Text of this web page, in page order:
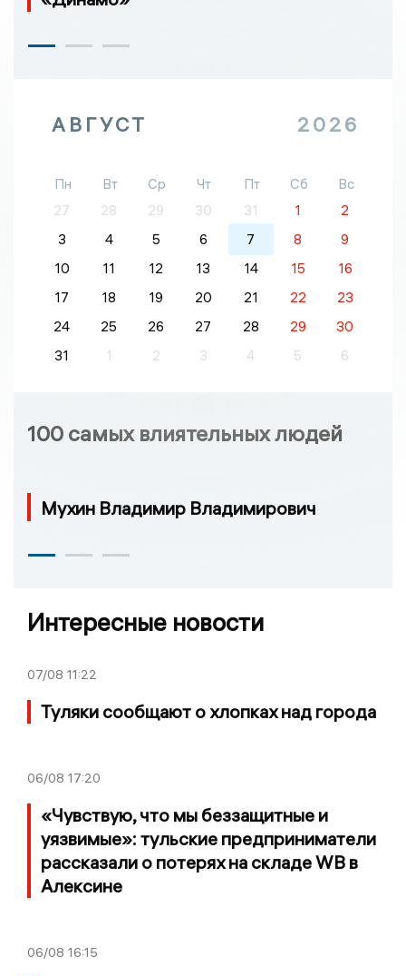
АВГУСТ 2026
Пн Вт Ср Чт Пт Сб
Вс
27
28 29 30 31 1
2
3
4 5 6 7 8
9
10
11 12 13 14 15
16
17
18 19 20 21 22
23
24
25 26 27 28 29
30
31
1 2 3 4 5 6
100 самых влиятельных людей
Мухин Владимир Владимирович
Интересные новости
07/08 11:22
Туляки сообщают о хлопках над города
06/08 17:20
«Чувствую, что мы беззащитные и
уязвимые»: тульские предприниматели
рассказали о потерях на складе WB в
Алексине
06/08 16:15